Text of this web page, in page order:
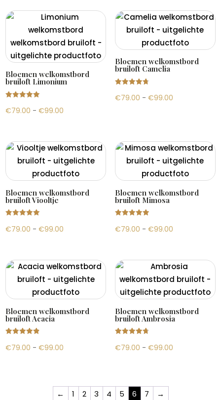
€99.00
Bloemen welkomstbord
bruiloft Limonium
d
4.93
€79.00 - €99.00
€99.00
Bloemen welkomstbord
bruiloft Camelia
d
4.81
€79.00 - €99.00Prijsklasse:
Bloemen welkomstbord
bruiloft Viooltje
d
5.00
€79.00 - €99.00
€99.00
Bloemen welkomstbord
bruiloft Mimosa
d
5.00
€79.00 - €99.00Prijsklasse:
€99.00
Bloemen welkomstbord
bruiloft Acacia
d
4.88
€79.00 - €99.00
€99.00
Bloemen welkomstbord
bruiloft Ambrosia
d
4.82
€79.00 - €99.00Prijsklasse:
← 1 2 3 4 5 6 7 →